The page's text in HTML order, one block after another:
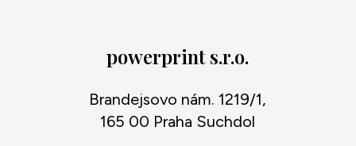
powerprint s.r.o.
Brandejsovo nám. 1219/1,
165 00 Praha Suchdol